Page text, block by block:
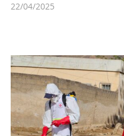
22/04/2025